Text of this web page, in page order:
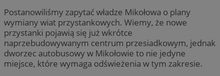
Postanowiliśmy zapytać władze Mikołowa o plany
wymiany wiat przystankowych. Wiemy, że nowe
przystanki pojawią się już wkrótce
naprzebudowywanym centrum przesiadkowym, jednak
dworzec autobusowy w Mikołowie to nie jedyne
miejsce, które wymaga odświeżenia w tym zakresie.